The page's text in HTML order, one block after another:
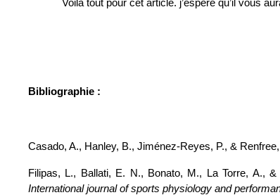
Voilà tout pour cet article. j’espère qu’il vous
Bibliographie :
Casado, A., Hanley, B., Jiménez-Reyes, P., &
International journal of sports physiology and